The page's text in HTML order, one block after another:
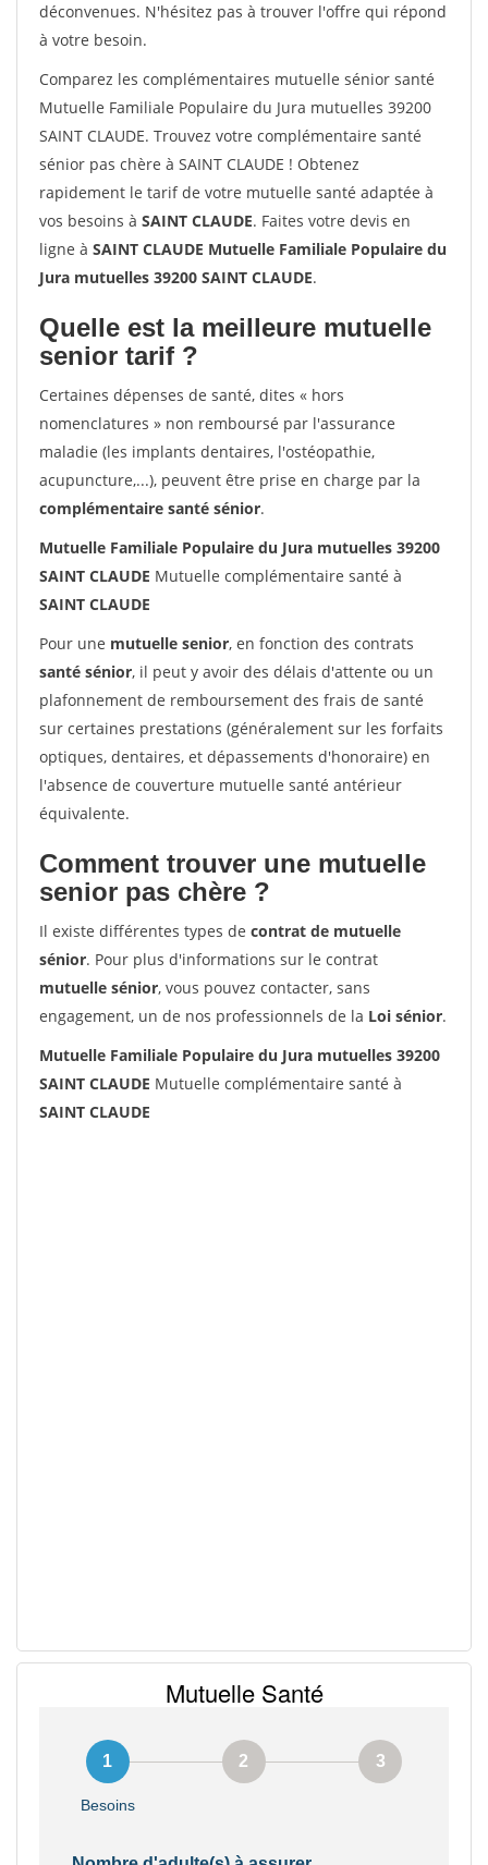
déconvenues. N'hésitez pas à trouver l'offre qui répond
à votre besoin.
Comparez les complémentaires mutuelle sénior santé
Mutuelle Familiale Populaire du Jura mutuelles 39200
SAINT CLAUDE. Trouvez votre complémentaire santé
sénior pas chère à SAINT CLAUDE ! Obtenez
rapidement le tarif de votre mutuelle santé adaptée à
vos besoins à SAINT CLAUDE. Faites votre devis en
ligne à SAINT CLAUDE Mutuelle Familiale Populaire du
Jura mutuelles 39200 SAINT CLAUDE.
Quelle est la meilleure mutuelle
senior tarif ?
Certaines dépenses de santé, dites « hors
nomenclatures » non remboursé par l'assurance
maladie (les implants dentaires, l'ostéopathie,
acupuncture,...), peuvent être prise en charge par la
complémentaire santé sénior.
Mutuelle Familiale Populaire du Jura mutuelles 39200
SAINT CLAUDE Mutuelle complémentaire santé à
SAINT CLAUDE
Pour une mutuelle senior, en fonction des contrats
santé sénior, il peut y avoir des délais d'attente ou un
plafonnement de remboursement des frais de santé
sur certaines prestations (généralement sur les forfaits
optiques, dentaires, et dépassements d'honoraire) en
l'absence de couverture mutuelle santé antérieur
équivalente.
Comment trouver une mutuelle
senior pas chère ?
Il existe différentes types de contrat de mutuelle
sénior. Pour plus d'informations sur le contrat
mutuelle sénior, vous pouvez contacter, sans
engagement, un de nos professionnels de la Loi sénior.
Mutuelle Familiale Populaire du Jura mutuelles 39200
SAINT CLAUDE Mutuelle complémentaire santé à
SAINT CLAUDE